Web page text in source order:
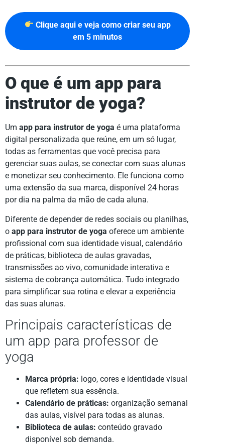
Clique aqui e veja como criar seu app
em 5 minutos
O que é um app para
instrutor de yoga?
Um app para instrutor de yoga é uma plataforma
digital personalizada que reúne, em um só lugar,
todas as ferramentas que você precisa para
gerenciar suas aulas, se conectar com suas alunas
e monetizar seu conhecimento. Ele funciona como
uma extensão da sua marca, disponível 24 horas
por dia na palma da mão de cada aluna.
Diferente de depender de redes sociais ou planilhas,
o app para instrutor de yoga oferece um ambiente
profissional com sua identidade visual, calendário
de práticas, biblioteca de aulas gravadas,
transmissões ao vivo, comunidade interativa e
sistema de cobrança automática. Tudo integrado
para simplificar sua rotina e elevar a experiência
das suas alunas.
Principais características de
um app para professor de
yoga
Marca própria: logo, cores e identidade visual
que refletem sua essência.
Calendário de práticas: organização semanal
das aulas, visível para todas as alunas.
Biblioteca de aulas: conteúdo gravado
disponível sob demanda.